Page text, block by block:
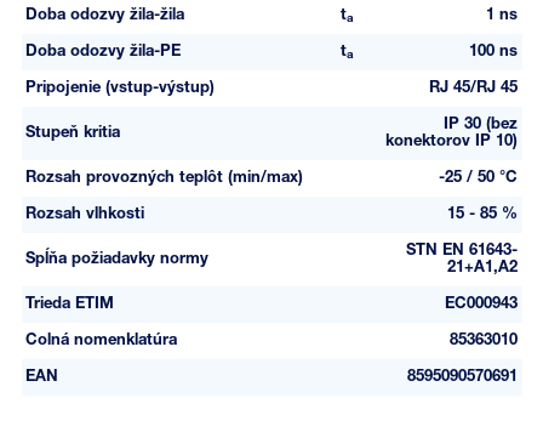
Doba odozvy žila-žila ta 1 ns
Doba odozvy žila-PE ta 100 ns
Pripojenie (vstup-výstup) RJ 45/RJ 45
Stupeň kritia
IP 30 (bez
konektorov IP 10)
Rozsah provozných teplôt (min/max) -25 / 50 °C
Rozsah vlhkosti 15 - 85 %
Spĺňa požiadavky normy
STN EN 61643-
21+A1,A2
Trieda ETIM EC000943
Colná nomenklatúra 85363010
EAN 8595090570691